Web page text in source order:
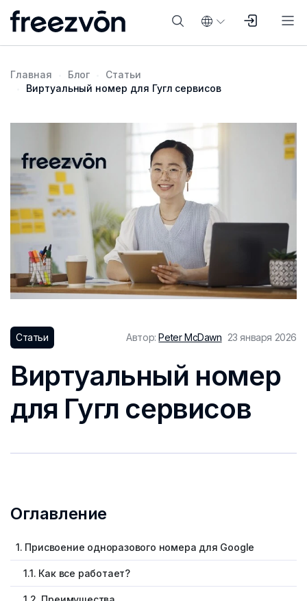
Главная Блог
Статьи
Виртуальный номер для Гугл сервисов
Статьи Автор:Peter McDawn 23 января 2026
Виртуальный номер
для Гугл сервисов
Оглавление
1. Присвоение одноразового номера для Google
1.1. Как все работает?